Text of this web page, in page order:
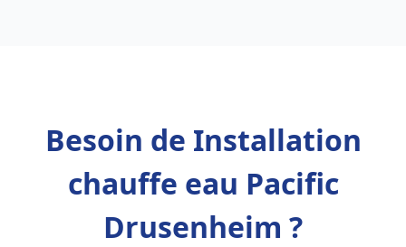
Besoin de Installation
chauffe eau Pacific
Drusenheim ?